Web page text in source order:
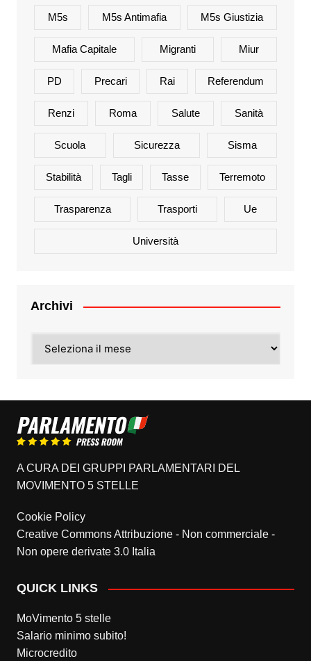
M5s M5s Antimafia M5s Giustizia
Mafia Capitale Migranti Miur
PD Precari Rai Referendum
Renzi Roma Salute Sanità
Scuola Sicurezza Sisma
Stabilità Tagli Tasse Terremoto
Trasparenza Trasporti Ue
Università
Archivi
A CURA DEI GRUPPI PARLAMENTARI DEL
MOVIMENTO 5 STELLE
Cookie Policy
Creative Commons Attribuzione - Non commerciale -
Non opere derivate 3.0 Italia
QUICK LINKS
MoVimento 5 stelle
Salario minimo subito!
Microcredito